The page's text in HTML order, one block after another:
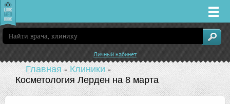
Врачи
Клиники
Заболевания
Личный кабинет
Главная-Клиники-
Косметология Лерден на 8 марта